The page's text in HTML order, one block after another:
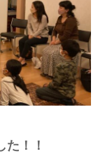
た！！